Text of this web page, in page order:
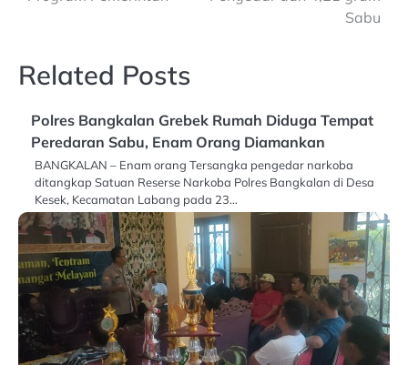
Sabu
Related Posts
Polres Bangkalan Grebek Rumah Diduga Tempat
Peredaran Sabu, Enam Orang Diamankan
BANGKALAN – Enam orang Tersangka pengedar narkoba
ditangkap Satuan Reserse Narkoba Polres Bangkalan di Desa
Kesek, Kecamatan Labang pada 23…